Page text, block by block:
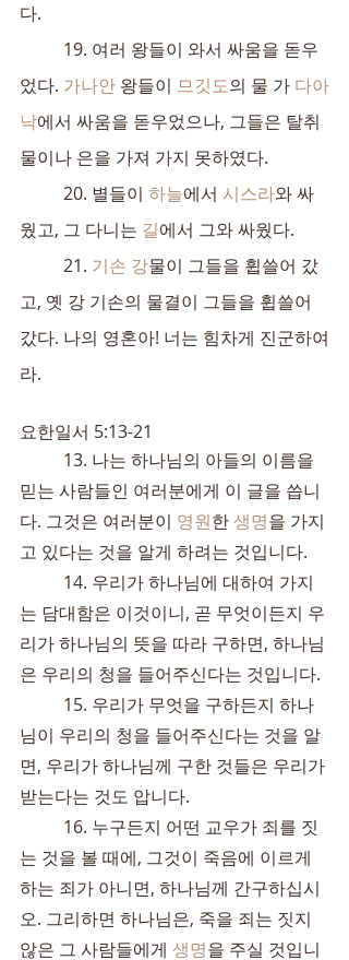
다.
었다. 가나안 왕들이 므깃도의 물 가 다아
낙에서 싸움을 돋우었으나, 그들은 탈취
물이나 은을 가져 가지 못하였다.
	20. 별들이
하늘에서 시스라와 싸
웠고, 그 다니는 길에서 그와 싸웠다.
	21.
기손 강물이 그들을 휩쓸어 갔
고, 옛 강 기손의 물결이 그들을 휩쓸어
갔다. 나의 영혼아! 너는 힘차게 진군하여
라.
요한일서 5:13-21
믿는 사람들인 여러분에게 이 글을 씁니
다. 그것은 여러분이 영원한 생명을 가지
고 있다는 것을 알게 하려는 것입니다.
는 담대함은 이것이니, 곧 무엇이든지 우
리가 하나님의 뜻을 따라 구하면, 하나님
은 우리의 청을 들어주신다는 것입니다.
님이 우리의 청을 들어주신다는 것을 알
면, 우리가 하나님께 구한 것들은 우리가
받는다는 것도 압니다.
는 것을 볼 때에, 그것이 죽음에 이르게
하는 죄가 아니면, 하나님께 간구하십시
오. 그리하면 하나님은, 죽을 죄는 짓지
않은 그 사람들에게 생명을 주실 것입니